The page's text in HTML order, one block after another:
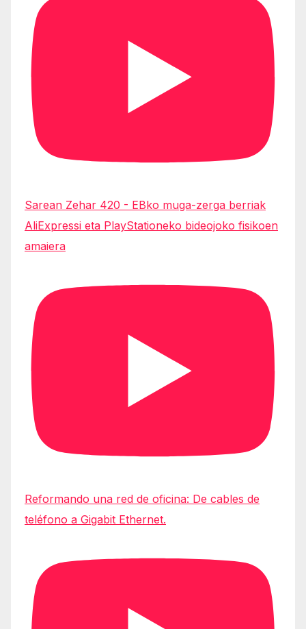
Sarean Zehar 420 - EBko muga-zerga berriak
AliExpressi eta PlayStationeko bideojoko fisikoen
amaiera
Reformando una red de oficina: De cables de
teléfono a Gigabit Ethernet.